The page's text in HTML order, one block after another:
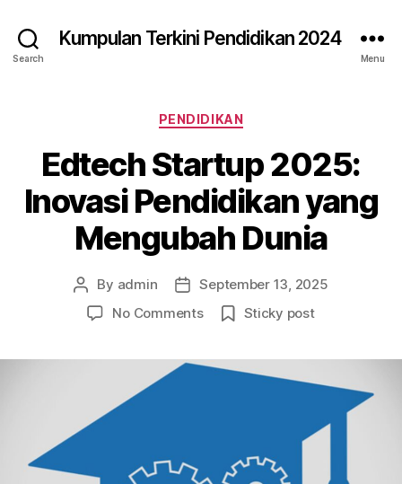
Search
Kumpulan Terkini Pendidikan 2024
Menu
Categories
PENDIDIKAN
Edtech Startup 2025:
Inovasi Pendidikan yang
Mengubah Dunia
Post
author
By admin
PostSeptember 13, 2025
No Commentson
2025:
Dunia
Sticky post